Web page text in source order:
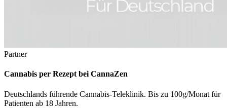
Partner
Cannabis per Rezept bei CannaZen
Deutschlands führende Cannabis-Teleklinik. Bis zu 100g/Monat für
Patienten ab 18 Jahren.